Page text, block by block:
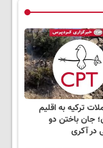
ترکیه به اقلیم
جان باختن دو
در آکری